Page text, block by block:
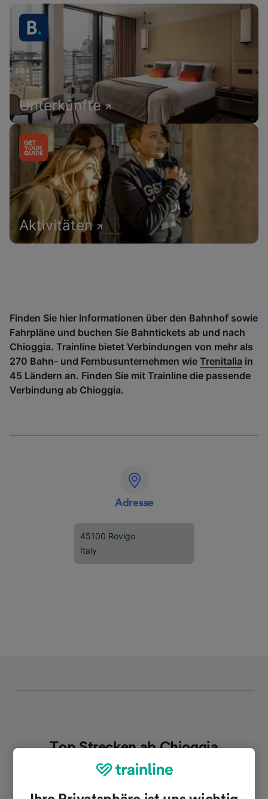
Unterkünfte
Aktivitäten
Finden Sie hier Informationen über den Bahnhof sowie
Fahrpläne und buchen Sie Bahntickets ab und nach
Chioggia. Trainline bietet Verbindungen von mehr als
270 Bahn- und Fernbusunternehmen wie Trenitalia in
45 Ländern an. Finden Sie mit Trainline die passende
Verbindung ab Chioggia.
Adresse
45100 Rovigo
Italy
Top Strecken ab Chioggia